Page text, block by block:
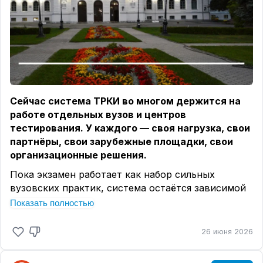
Сейчас система ТРКИ во многом держится на
работе отдельных вузов и центров
тестирования. У каждого — своя нагрузка, свои
партнёры, свои зарубежные площадки, свои
организационные решения.
Пока экзамен работает как набор сильных
вузовских практик, система остаётся зависимой
от усилий конкретных команд. Для
функцией этого недостаточно.
❗Что должно координироваться
Показать полностью
26 июня 2026